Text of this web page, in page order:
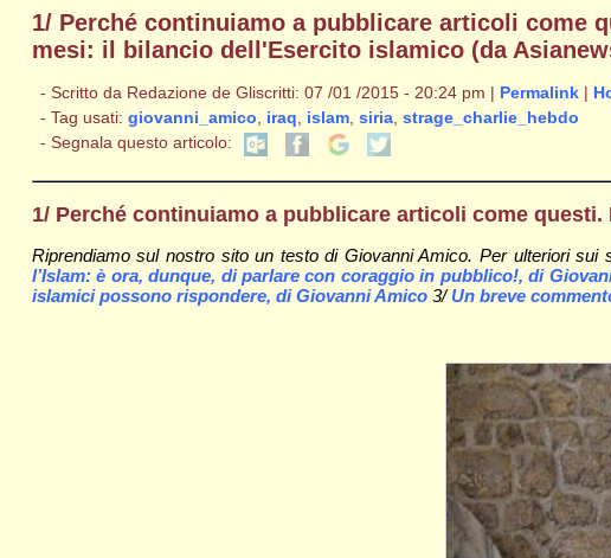
1/ Perché continuiamo a pubblicare articoli come
mesi: il bilancio dell'Esercito islamico (da
- Scritto da Redazione de Gliscritti: 07 /01 /2015 - 20:24 pm | Permalink|
- Tag usati: giovanni_amico iraq islam, siria, strage_charlie_hebdo
- Segnala questo articolo:
1/ Perché continuiamo a pubblicare articoli come
Riprendiamo sul nostro sito un testo di Giovanni Amico. Per ulteriori sui
l’Islam: è ora, dunque, di parlare con coraggio in pubblico!, di
islamici possono rispondere, di Giovanni Amico3/Un breve